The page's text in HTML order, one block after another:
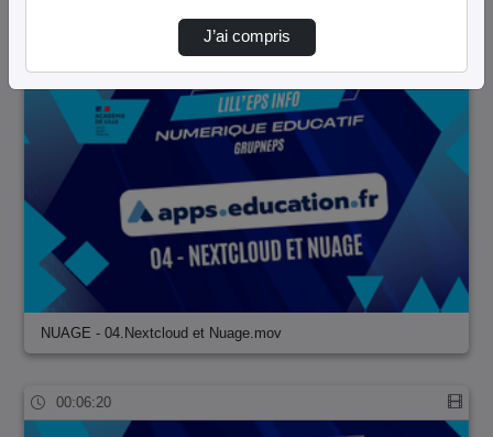
NUAGE - 04.Nextcloud et Nuage.mov
00:06:20
J’ai compris